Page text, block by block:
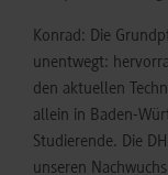
Konrad: Die
unentwegt:
den aktuellen
allein in Baden-
Studierende. Die
unseren